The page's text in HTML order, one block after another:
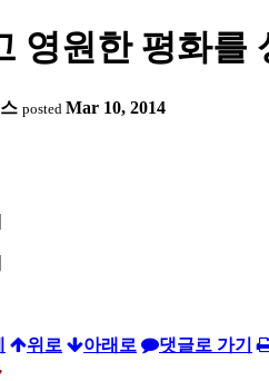
영원한 평화를
posted Mar 10, 2014
위로 아래로 댓글로 가기